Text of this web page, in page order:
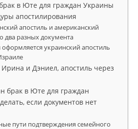
в Юте для граждан Украины
апостилирования
апостиль и американский
два разных документа
оформляется украинский апостиль
и Дэниел, апостиль через
брак в Юте для граждан
если документов нет
пути подтверждения семейного